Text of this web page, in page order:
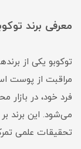
معرفی برند
توکوبو یکی از
مراقبت از پوست
فرد خود، در
می‌شود. این برند
تحقیقات علمی